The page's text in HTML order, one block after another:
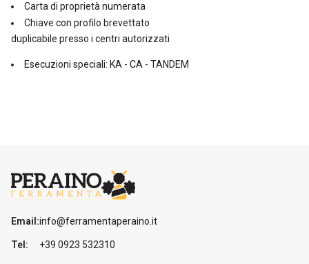
Carta di proprietà numerata
Chiave con profilo brevettato
duplicabile presso i centri autorizzati
Esecuzioni speciali: KA - CA - TANDEM
Email:
Tel:
info@ferramentaperaino.it
+39 0923 532310